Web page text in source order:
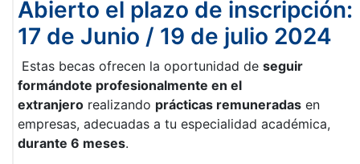
Abierto el plazo de inscripción:
17 de Junio / 19 de julio 2024
Estas becas ofrecen la oportunidad de seguir
formándote profesionalmente en el
extranjero realizando prácticas remuneradas en
empresas, adecuadas a tu especialidad académica,
durante 6 meses.